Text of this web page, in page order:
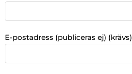
E-postadress (publiceras ej) (krävs)